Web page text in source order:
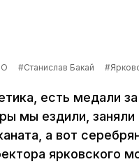
#Станислав Бакай
есть медали
мы ездили,
а вот
ярковского